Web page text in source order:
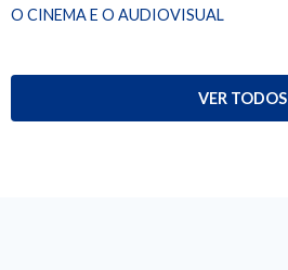
O CINEMA E O AUDIOVISUAL
VER TODOS